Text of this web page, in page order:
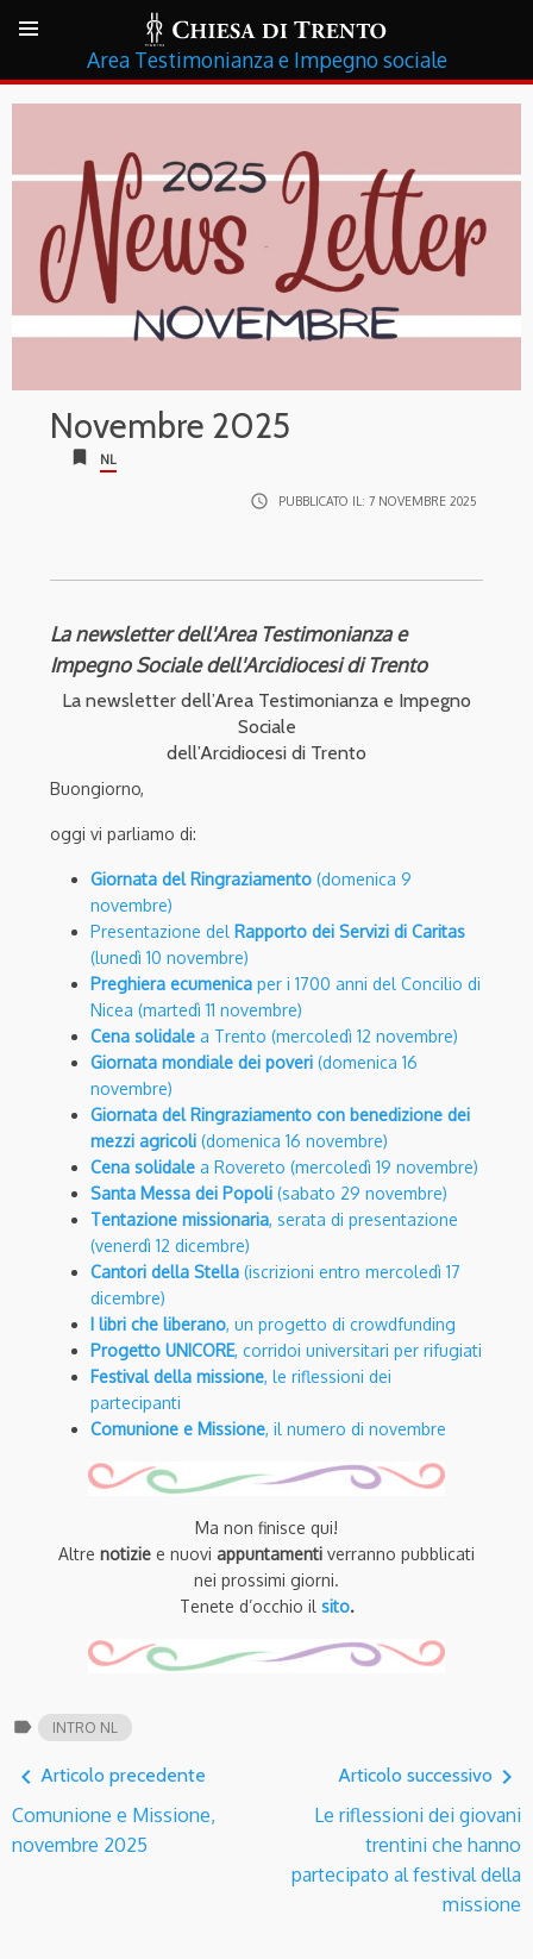
Testimonianza e Impegno sociale
Novembre 2025
bookmark NL
access_time PUBBLICATO IL: 7 NOVEMBRE 2025
La newsletter dell'Area Testimonianza e
Impegno Sociale dell'Arcidiocesi di Trento
La newsletter dell’Area Testimonianza e Impegno
Sociale
dell’Arcidiocesi di Trento
Buongiorno,
oggi vi parliamo di:
Giornata del Ringraziamento (domenica 9
novembre)
Presentazione del Rapporto dei Servizi di Caritas
(lunedì 10 novembre)
Preghiera ecumenica per i 1700 anni del Concilio di
Nicea (martedì 11 novembre)
Cena solidale a Trento (mercoledì 12 novembre)
Giornata mondiale dei poveri (domenica 16
novembre)
Giornata del Ringraziamento con benedizione dei
mezzi agricoli (domenica 16 novembre)
Cena solidale a Rovereto (mercoledì 19 novembre)
Santa Messa dei Popoli (sabato 29 novembre)
Tentazione missionaria, serata di presentazione
(venerdì 12 dicembre)
Cantori della Stella (iscrizioni entro mercoledì 17
dicembre)
I libri che liberano, un progetto di crowdfunding
Progetto UNICORE, corridoi universitari per rifugiati
Festival della missione, le riflessioni dei
partecipanti
Comunione e Missione, il numero di novembre
Ma non finisce qui!
Altre notizie e nuovi appuntamenti verranno pubblicati
nei prossimi giorni.
Tenete d’occhio il sito.
label INTRO NL
navigate_before Articolo precedente
Comunione e Missione,
novembre 2025
Articolo successivo navigate_next
Le riflessioni dei giovani
trentini che hanno
partecipato al festival della
missione